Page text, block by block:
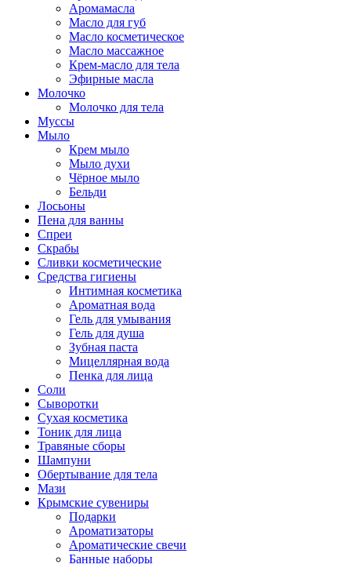
Аромамасла
Масло для губ
Масло косметическое
Масло массажное
Крем-масло для тела
Эфирные масла
Молочко
Молочко для тела
Муссы
Мыло
Крем мыло
Мыло духи
Чёрное мыло
Бельди
Лосьоны
Пена для ванны
Спреи
Скрабы
Сливки косметические
Средства гигиены
Интимная косметика
Ароматная вода
Гель для умывания
Гель для душа
Зубная паста
Мицеллярная вода
Пенка для лица
Соли
Сыворотки
Сухая косметика
Тоник для лица
Травяные сборы
Шампуни
Обертывание для тела
Мази
Крымские сувениры
Подарки
Ароматизаторы
Ароматические свечи
Банные наборы